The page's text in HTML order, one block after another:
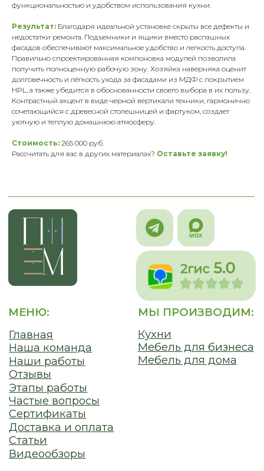
функциональностью и удобством использования кухни.
Результат: Благодаря идеальной установке скрыты все дефекты и
недостатки ремонта. Подъемники и ящики вместо распашных
фасадов обеспечивают максимальное удобство и легкость доступа.
Правильно спроектированная компоновка модулей позволила
получить полноценную рабочую зону. Хозяйка наверняка оценит
долговечность и лёгкость ухода за фасадами из МДФ с покрытием
HPL, а также убедится в обоснованности своего выбора в их пользу.
Контрастный акцент в виде черной вертикали техники, гармонично
сочетающийся с древесной столешницей и фартуком, создает
уютную и теплую домашнюю атмосферу.
Стоимость: 265 000 руб.
Рассчитать для вас в других материалах? Оставьте заявку!
Сб - Вс
10:00 - 19:00
Пн - Пт
г. Новосибирск, пр. Академика
Мебель для бизнеса
Кухни
Мебель для дома
МЫ ПРОИЗВОДИМ:
Статьи
Видеообзоры
Сертификаты
Частые вопросы
Этапы работы
Отзывы
Наши работы
Главная
Наша команда
МЕНЮ:
Бесплатный замер
+7-983-321-75-61
nsk@promebelnsk.ru
Бесплатная консультация